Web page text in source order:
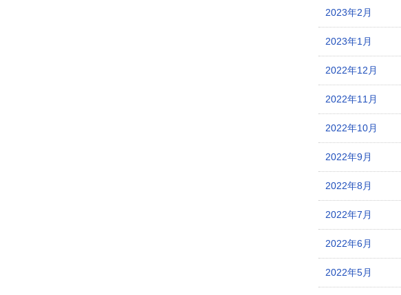
2023年2月
2023年1月
2022年12月
2022年11月
2022年10月
2022年9月
2022年8月
2022年7月
2022年6月
2022年5月